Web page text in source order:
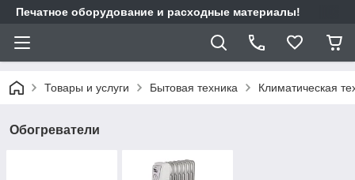
Печатное оборудование и расходные материалы!
Товары и услуги Бытовая техника Климатическая
Обогреватели